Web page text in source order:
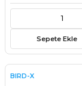
Sepete Ekle
BIRD-X